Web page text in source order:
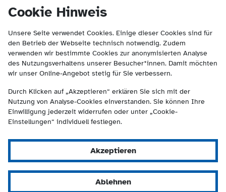
Cookie Hinweis
Unsere Seite verwendet Cookies. Einige dieser Cookies sind für
den Betrieb der Webseite technisch notwendig. Zudem
verwenden wir bestimmte Cookies zur anonymisierten Analyse
des Nutzungsverhaltens unserer Besucher*innen. Damit möchten
wir unser Online-Angebot stetig für Sie verbessern.
Durch Klicken auf „Akzeptieren“ erklären Sie sich mit der
Nutzung von Analyse-Cookies einverstanden. Sie können Ihre
Einwilligung jederzeit widerrufen oder unter „Cookie-
Einstellungen“ individuell festlegen.
Akzeptieren
Ablehnen
springen
(Kontakt und Suche) springen.